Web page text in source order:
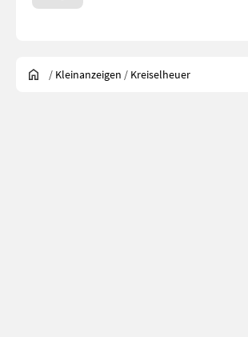
/ Kleinanzeigen / Kreiselheuer